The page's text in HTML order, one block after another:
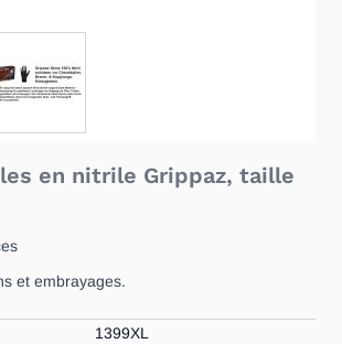
image
en nitrile Grippaz, taille
et embrayages.
1399XL